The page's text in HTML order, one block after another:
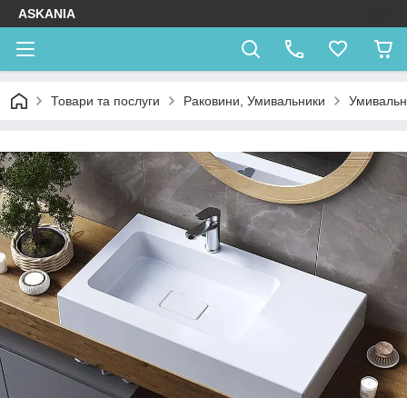
ASKANIA
Товари та послуги Раковини, Умивальники